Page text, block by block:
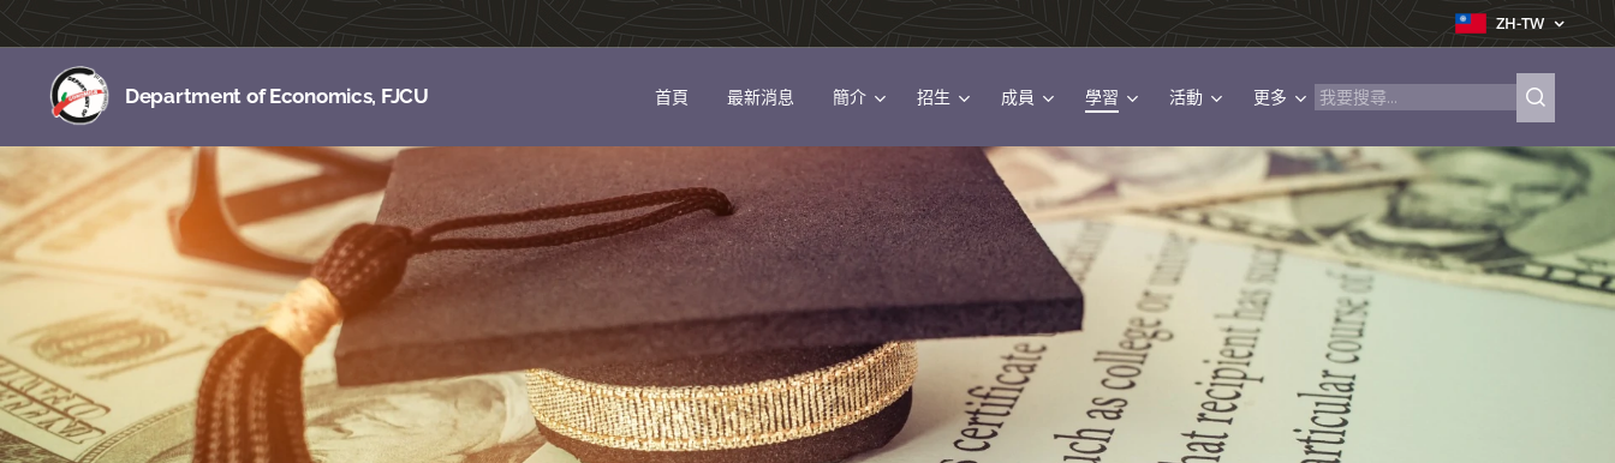
ZH-TW
Department of Economics, FJCU 首頁 最新消息 簡介 招生 成員 學習 活動 更多